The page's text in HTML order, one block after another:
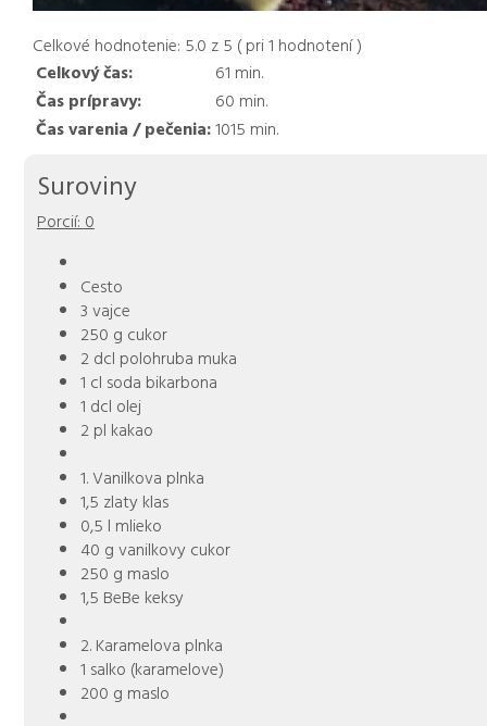
Celkové hodnotenie: 5.0 z 5 ( pri1 hodnotení )
Celkový čas:
61 min.
Čas prípravy:
60 min.
Čas varenia / pečenia:1015 min.
Suroviny
Porcií: 0
Cesto
3 vajce
250 g cukor
2 dcl polohruba muka
1 cl soda bikarbona
1 dcl olej
2 pl kakao
1. Vanilkova plnka
1,5 zlaty klas
0,5 l mlieko
40 g vanilkovy cukor
250 g maslo
1,5 BeBe keksy
2. Karamelova plnka
1 salko (karamelove)
200 g maslo